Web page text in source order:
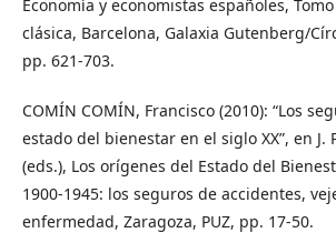
Economía y economistas españoles,
clásica, Barcelona, Galaxia Gutenberg/
pp. 621-703.
COMÍN COMÍN, Francisco (2010): “Los
estado del bienestar en el siglo XX”, en J.
(eds.), Los orígenes del Estado del
1900-1945: los seguros de accidentes,
enfermedad, Zaragoza, PUZ, pp. 17-50.